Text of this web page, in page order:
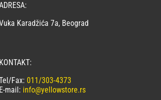
Karadžića 7a, Beograd
KONTAKT:
Fax: 011/303-4373
E-mail: info@yellowstore.rs